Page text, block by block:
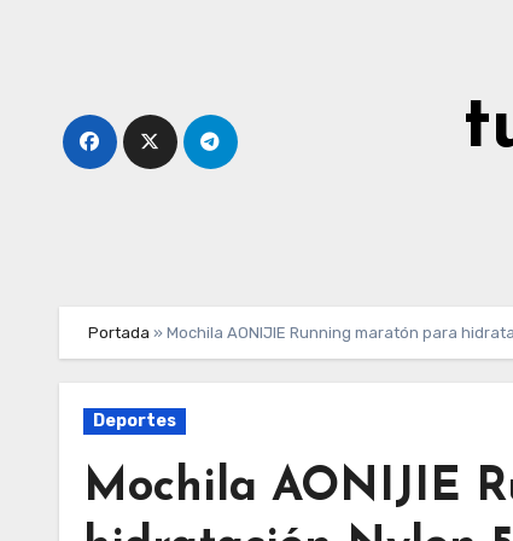
Portada » Mochila AONIJIE Running maratón para
Deportes
Mochila AONIJIE